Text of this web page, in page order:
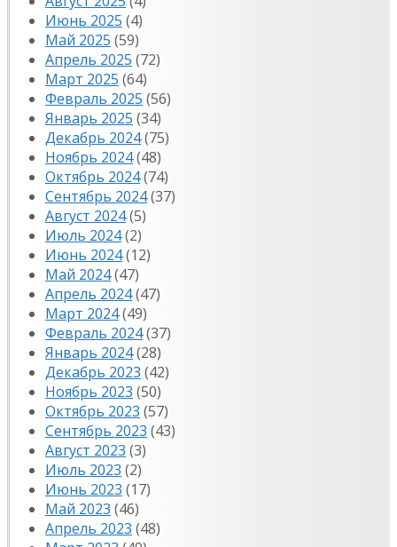
Июнь 2025 (4)
Май 2025 (59)
Апрель 2025 (72)
Март 2025 (64)
Февраль 2025 (56)
Январь 2025 (34)
Декабрь 2024(75)
Ноябрь 2024(48)
Октябрь 2024(74)
Сентябрь 2024(37)
Август 2024(5)
Июль 2024(2)
Июнь 2024(12)
Май 2024(47)
Апрель 2024(47)
Март 2024(49)
Февраль 2024(37)
Январь 2024(28)
Декабрь 2023 (42)
Ноябрь 2023 (50)
Октябрь 2023 (57)
Сентябрь 2023 (43)
Август 2023 (3)
Июль 2023 (2)
Июнь 2023 (17)
Май 2023 (46)
Апрель 2023 (48)